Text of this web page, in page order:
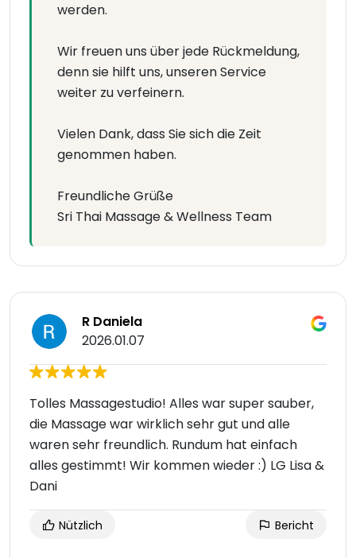
werden.
Wir freuen uns über jede Rückmeldung,
denn sie hilft uns, unseren Service
weiter zu verfeinern.
Vielen Dank, dass Sie sich die Zeit
genommen haben.
Freundliche Grüße
Sri Thai Massage & Wellness Team
R Daniela
2026.01.07
Tolles Massagestudio! Alles war super sauber,
die Massage war wirklich sehr gut und alle
waren sehr freundlich. Rundum hat einfach
alles gestimmt! Wir kommen wieder :) LG Lisa &
Dani
Nützlich Bericht